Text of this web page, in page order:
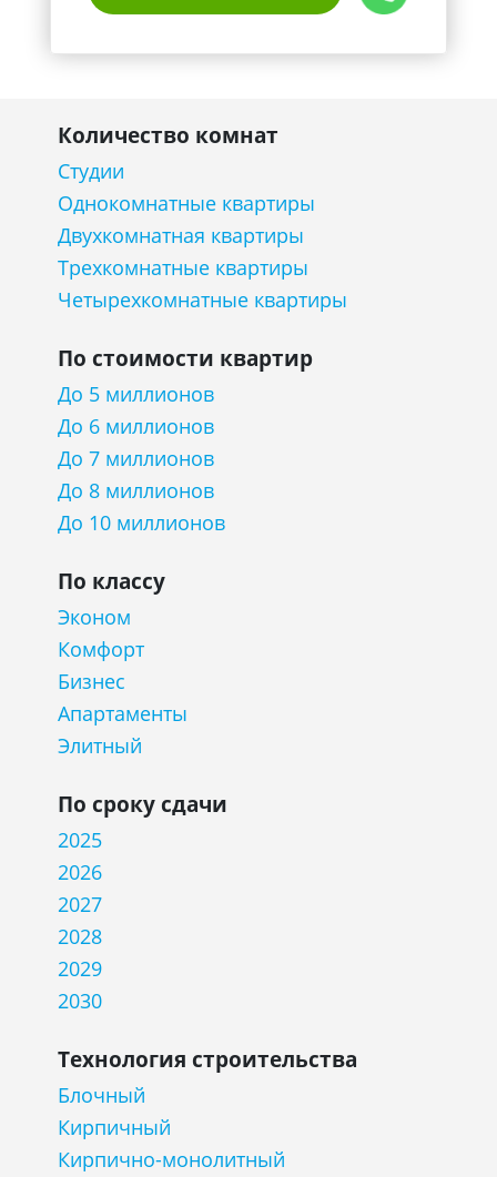
Количество комнат
Студии
Однокомнатные квартиры
Двухкомнатная квартиры
Трехкомнатные квартиры
Четырехкомнатные квартиры
По стоимости квартир
До 5 миллионов
До 6 миллионов
До 7 миллионов
До 8 миллионов
До 10 миллионов
По классу
Эконом
Комфорт
Бизнес
Апартаменты
Элитный
По сроку сдачи
2025
2026
2027
2028
2029
2030
Технология строительства
Блочный
Кирпичный
Кирпично-монолитный